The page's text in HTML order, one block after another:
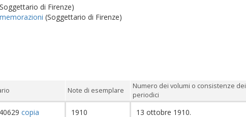
di Firenze)
(Soggettario di Firenze)
Note di esemplare
Numero dei volumi o consistenze dei
periodici
copia 1910 13 ottobre 1910.